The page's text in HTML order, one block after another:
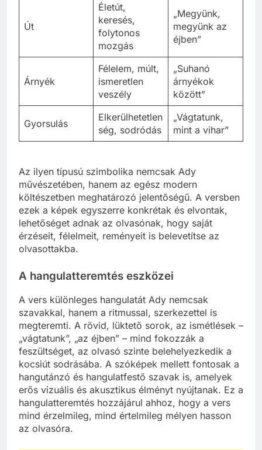
Út
Életút,
keresés,
folytonos
mozgás
„Megyünk,
megyünk az
éjben”
Árnyék
Félelem, múlt,
ismeretlen
veszély
„Suhanó
árnyékok
között”
Gyorsulás
Elkerülhetetlen
ség, sodródás
„Vágtatunk,
mint a vihar”
Az ilyen típusú szimbolika nemcsak Ady
művészetében, hanem az egész modern
költészetben meghatározó jelentőségű. A versben
ezek a képek egyszerre konkrétak és elvontak,
lehetőséget adnak az olvasónak, hogy saját
érzéseit, félelmeit, reményeit is belevetítse az
olvasottakba.
A hangulatteremtés eszközei
A vers különleges hangulatát Ady nemcsak
szavakkal, hanem a ritmussal, szerkezettel is
megteremti. A rövid, lüktető sorok, az ismétlések –
„vágtatunk”, „az éjben” – mind fokozzák a
feszültséget, az olvasó szinte belehelyezkedik a
kocsiút sodrásába. A szóképek mellett fontosak a
hangutánzó és hangulatfestő szavak is, amelyek
erős vizuális és akusztikus élményt nyújtanak. Ez a
hangulatteremtés hozzájárul ahhoz, hogy a vers
mind érzelmileg, mind értelmileg mélyen hasson
az olvasóra.